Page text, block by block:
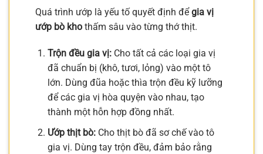
Quá trình ướp là yếu tố quyết định đểgia vị
ướp bò kho thấm sâu vào từng thớ thịt.
Trộn đều gia vị:Cho tất cả các loại gia vị
đã chuẩn bị (khô, tươi, lỏng) vào một tô
lớn. Dùng đũa hoặc thìa trộn đều kỹ lưỡng
để các gia vị hòa quyện vào nhau, tạo
thành một hỗn hợp đồng nhất.
Ướp thịt bò:Cho thịt bò đã sơ chế vào tô
gia vị. Dùng tay trộn đều, đảm bảo rằng